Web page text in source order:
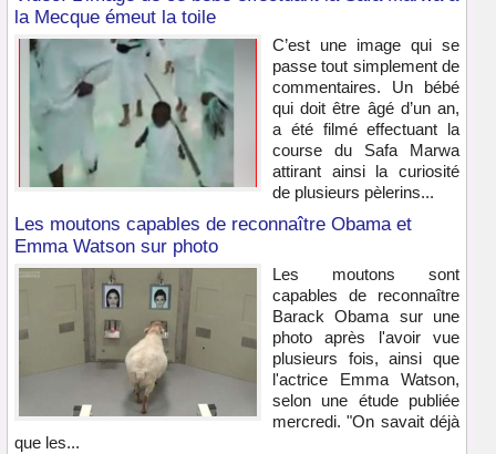
la Mecque émeut la toile
C’est une image qui se
passe tout simplement de
commentaires. Un bébé
qui doit être âgé d’un an,
a été filmé effectuant la
course du Safa Marwa
attirant ainsi la curiosité
de plusieurs pèlerins...
Les moutons capables de reconnaître Obama et
Emma Watson sur photo
Les moutons sont
capables de reconnaître
Barack Obama sur une
photo après l'avoir vue
plusieurs fois, ainsi que
l'actrice Emma Watson,
selon une étude publiée
mercredi. "On savait déjà
que les...